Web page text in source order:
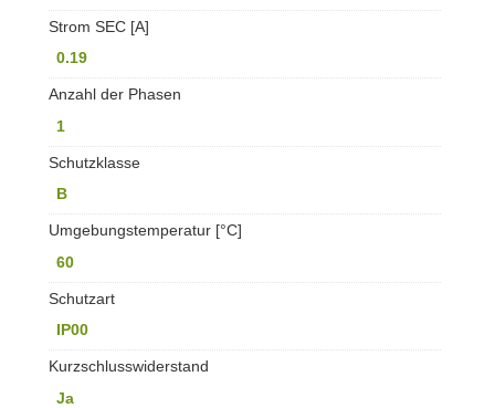
Strom SEC [A]
0.19
Anzahl der Phasen
1
Schutzklasse
B
Umgebungstemperatur [°C]
60
Schutzart
IP00
Kurzschlusswiderstand
Ja